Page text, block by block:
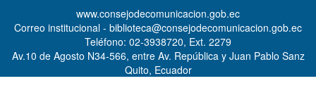
www.consejodecomunicacion.gob.ec
Correo institucional - biblioteca@consejodecomunicacion.gob.ec
Teléfono: 02-3938720, Ext. 2279
Av.10 de Agosto N34-566, entre Av. República y Juan Pablo Sanz
Quito, Ecuador